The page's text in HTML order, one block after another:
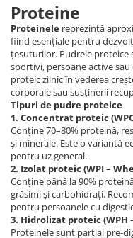
Proteine
Proteinele reprezintă
fiind esențiale pentru
țesuturilor. Pudrele proteice
sportivi, persoane active
proteic zilnic în vederea
corporale sau susținerii
Tipuri de pudre proteice
1. Concentrat proteic
Conține 70–80% proteină,
și minerale. Este o variantă
pentru uz general.
2. Izolat proteic (WPI –
Conține până la 90%
grăsimi și carbohidrați.
pentru persoanele cu
3. Hidrolizat proteic (WPH
Proteinele sunt parțial pre-